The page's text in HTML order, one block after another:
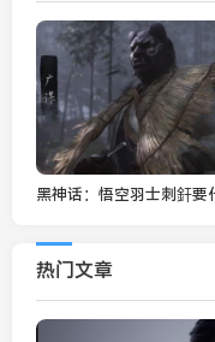
热门文章